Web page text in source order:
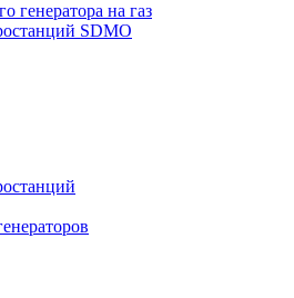
генератора на газ
SDMO